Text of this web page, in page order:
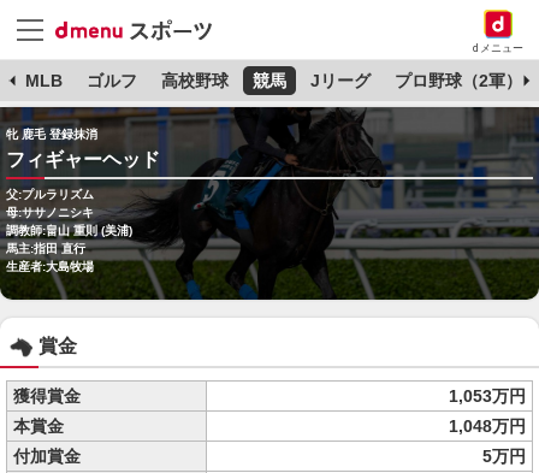
dメニュー
MLB ゴルフ 高校野球 競馬 Jリーグ プロ野球（2軍）
牝 鹿毛 登録抹消
フィギャーヘッド
父:プルラリズム
母:ササノニシキ
調教師:畠山 重則 (美浦)
馬主:指田 直行
生産者:大島牧場
賞金
獲得賞金
1,053万円
本賞金
1,048万円
付加賞金
5万円